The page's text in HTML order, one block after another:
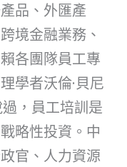
品、外匯產
境金融業務、
各團隊員工專
學者沃倫·貝尼
，員工培訓是
略性投資。中
官、人力資源